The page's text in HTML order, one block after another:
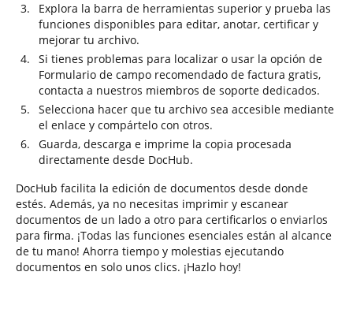
Explora la barra de herramientas superior y prueba las
funciones disponibles para editar, anotar, certificar y
mejorar tu archivo.
Si tienes problemas para localizar o usar la opción de
Formulario de campo recomendado de factura gratis,
contacta a nuestros miembros de soporte dedicados.
Selecciona hacer que tu archivo sea accesible mediante
el enlace y compártelo con otros.
Guarda, descarga e imprime la copia procesada
directamente desde DocHub.
DocHub facilita la edición de documentos desde donde
estés. Además, ya no necesitas imprimir y escanear
documentos de un lado a otro para certificarlos o enviarlos
para firma. ¡Todas las funciones esenciales están al alcance
de tu mano! Ahorra tiempo y molestias ejecutando
documentos en solo unos clics. ¡Hazlo hoy!